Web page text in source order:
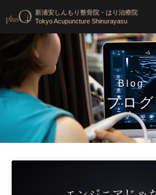
新浦安しんもり整骨院・はり治療院
Tokyo Acupuncture Shinurayasu
Blog
ブログ